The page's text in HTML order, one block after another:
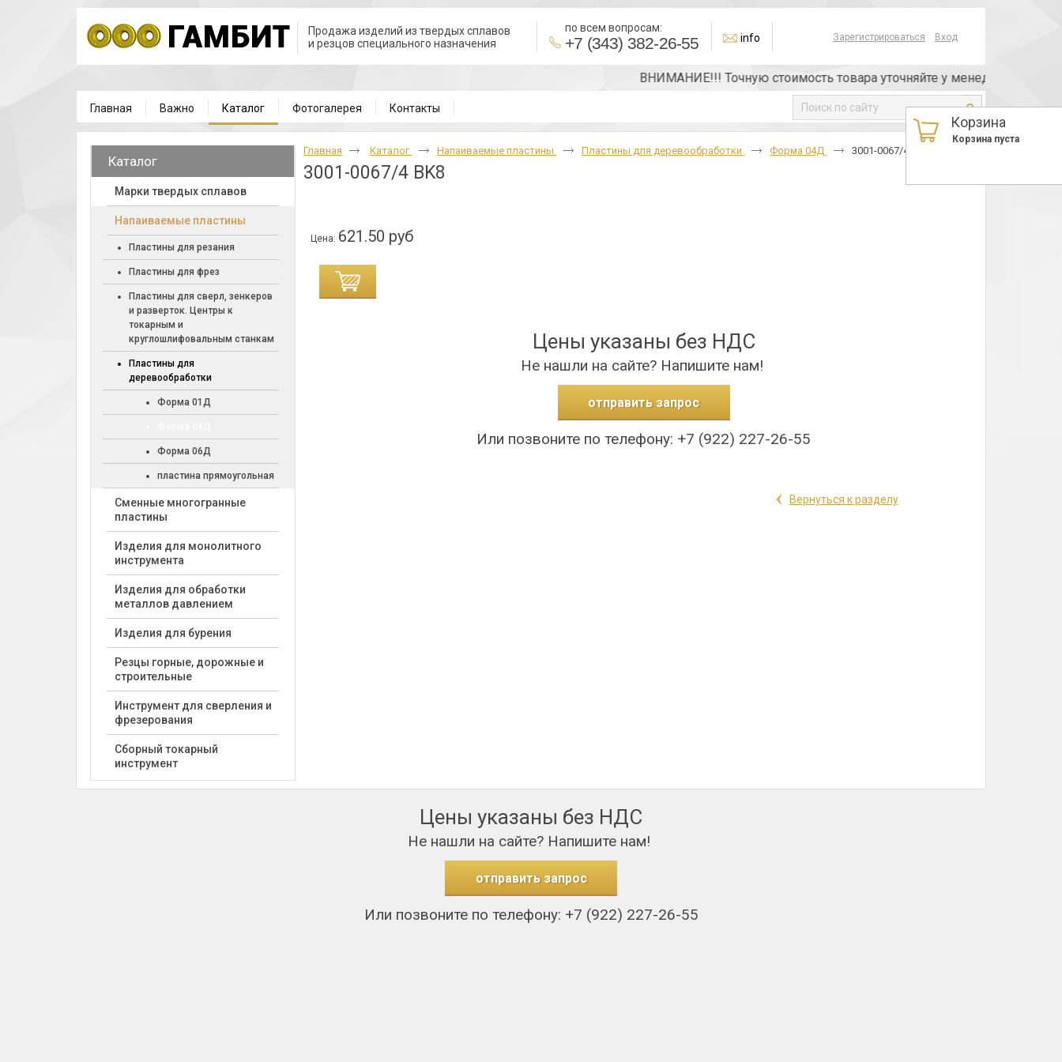
Зарегистрироваться Вход
Продажа изделий из твердых сплавов
и резцов специального назначения
по всем вопросам:
+7 (343) 382-26-55 info
ВНИМАНИЕ!!! Точную стоимость товара уточняйте у менеджера или по
Главная Важно Каталог Фотогалерея Контакты
Корзина
Корзина пуста
Каталог
Марки твердых сплавов
Напаиваемые пластины
Пластины для резания
Пластины для фрез
Пластины для сверл, зенкеров
и разверток. Центры к
токарным и
круглошлифовальным станкам
Пластины для
деревообработки
Форма 01Д
Форма 06Д
пластина прямоугольная
Cменные многогранные
пластины
Изделия для монолитного
инструмента
Изделия для обработки
металлов давлением
Изделия для бурения
Резцы горные, дорожные и
строительные
Инструмент для сверления и
фрезерования
Сборный токарный
инструмент
Главная Каталог Напаиваемые пластины Пластины для деревообработки Форма 04Д 3001-0067/4 BK8
3001-0067/4 BK8
Цена: 621.50 руб
Цены указаны без НДС
Не нашли на сайте? Напишите нам!
отправить запрос
Или позвоните по телефону: +7 (922) 227-26-55
‹ Вернуться к разделу
Цены указаны без НДС
Не нашли на сайте? Напишите нам!
отправить запрос
Или позвоните по телефону: +7 (922) 227-26-55